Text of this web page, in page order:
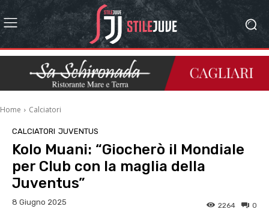
Home Calciatori
CALCIATORI JUVENTUS
Kolo Muani: “Giocherò il Mondiale
per Club con la maglia della
Juventus”
8 Giugno 2025 0
2264